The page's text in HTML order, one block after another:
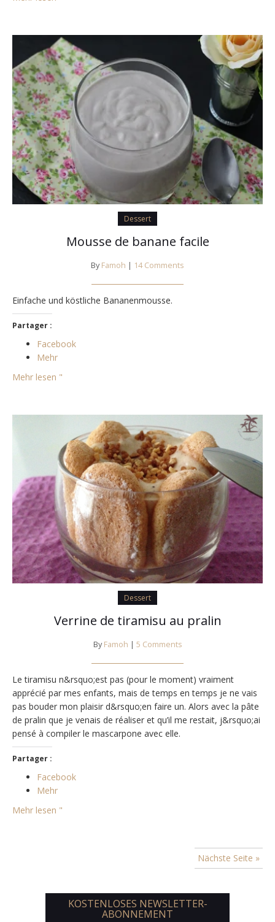
Dessert
Mousse de banane facile
By Famoh | 14 Comments
Einfache und köstliche Bananenmousse.
Partager :
Facebook
Mehr
Mehr lesen "
Dessert
Verrine de tiramisu au pralin
By Famoh | 5 Comments
Le tiramisu n&rsquo;est pas (pour le moment) vraiment
apprécié par mes enfants, mais de temps en temps je ne vais
pas bouder mon plaisir d&rsquo;en faire un. Alors avec la pâte
de pralin que je venais de réaliser et qu’il me restait, j&rsquo;ai
pensé à compiler le mascarpone avec elle.
Partager :
Facebook
Mehr
Mehr lesen "
Nächste Seite »
KOSTENLOSES NEWSLETTER-
ABONNEMENT